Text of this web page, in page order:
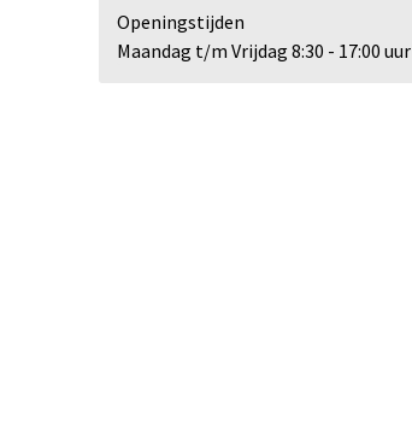
Openingstijden
Maandag t/m Vrijdag 8:30 - 17:00 uur